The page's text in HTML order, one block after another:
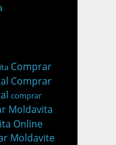
Comprar
Comprar
comprar
Moldavita
Online
Moldavite